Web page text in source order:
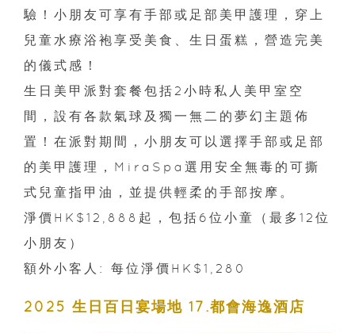
驗！小朋友可享有手部或足部美甲護理，穿上
兒童水療浴袍享受美食、生日蛋糕，營造完美
的儀式感！
生日美甲派對套餐包括2小時私人美甲室空
間，設有各款氣球及獨一無二的夢幻主題佈
置！在派對期間，小朋友可以選擇手部或足部
的美甲護理，MiraSpa選用安全無毒的可撕
式兒童指甲油，並提供輕柔的手部按摩。
淨價HK$12,888起，包括6位小童（最多12位
小朋友）
額外小客人: 每位淨價HK$1,280
2025 生日百日宴場地 17.都會海逸酒店